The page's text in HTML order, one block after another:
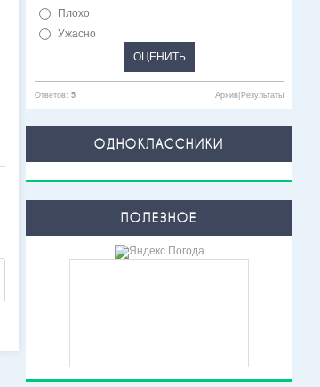
Плохо
Ужасно
Ответов: 5 Результаты
Архив
ОДНОКЛАССНИКИ
ПОЛЕЗНОЕ